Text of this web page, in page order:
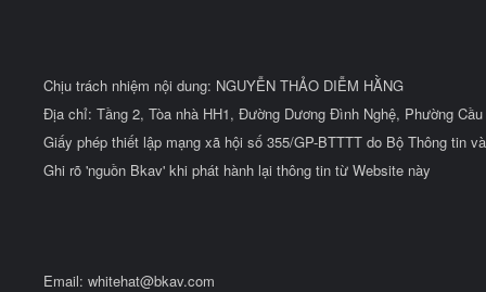
Chịu trách nhiệm nội dung: NGUYỄN THẢO DIỄM HẰNG
Địa chỉ: Tầng 2, Tòa nhà HH1, Đường Dương Đình Nghệ, Phường
Giấy phép thiết lập mạng xã hội số 355/GP-BTTTT do Bộ Thông tin
Ghi rõ 'nguồn Bkav' khi phát hành lại thông tin từ Website này
Email: whitehat@bkav.com